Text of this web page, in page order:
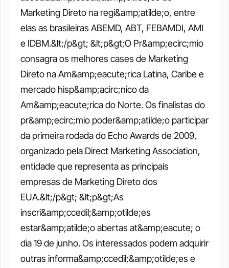
Marketing Direto na regi&amp;atilde;o, entre
elas as brasileiras ABEMD, ABT, FEBAMDI, AMI
e IDBM.&lt;/p&gt; &lt;p&gt;O Pr&amp;ecirc;mio
consagra os melhores cases de Marketing
Direto na Am&amp;eacute;rica Latina, Caribe e
mercado hisp&amp;acirc;nico da
Am&amp;eacute;rica do Norte. Os finalistas do
pr&amp;ecirc;mio poder&amp;atilde;o participar
da primeira rodada do Echo Awards de 2009,
organizado pela Direct Marketing Association,
entidade que representa as principais
empresas de Marketing Direto dos
EUA.&lt;/p&gt; &lt;p&gt;As
inscri&amp;ccedil;&amp;otilde;es
estar&amp;atilde;o abertas at&amp;eacute; o
dia 19 de junho. Os interessados podem adquirir
outras informa&amp;ccedil;&amp;otilde;es e